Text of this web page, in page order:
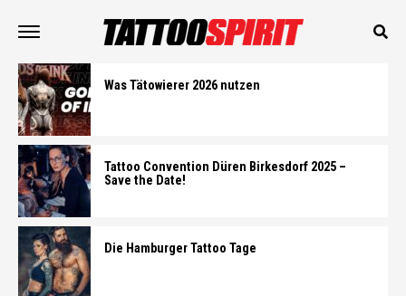
Was Tätowierer 2026 nutzen
Tattoo Convention Düren Birkesdorf 2025 –
Save the Date!
Die Hamburger Tattoo Tage